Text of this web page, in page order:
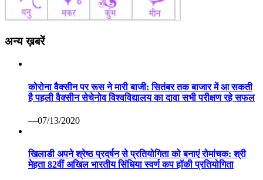
अन्य ख़बरें
कोरोना वैक्सीन पर रूस ने मारी बाजी: सितंबर तक बाजार में आ सकती
है पहली वैक्सीन सेचेनोव विश्वविद्यालय का दावा सभी परीक्षण रहे सफल
—07/13/2020
खिलाडी अपने श्रेष्ठ प्रदर्षन से प्रतियोगिता को बनाएं रोमांचक: श्री
मेहता 82वीं अखिल भारतीय सिंधिया स्वर्ण कप हॉकी प्रतियोगिता